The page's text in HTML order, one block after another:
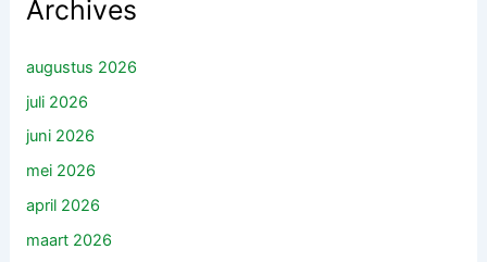
Archives
augustus 2026
juli 2026
juni 2026
mei 2026
april 2026
maart 2026